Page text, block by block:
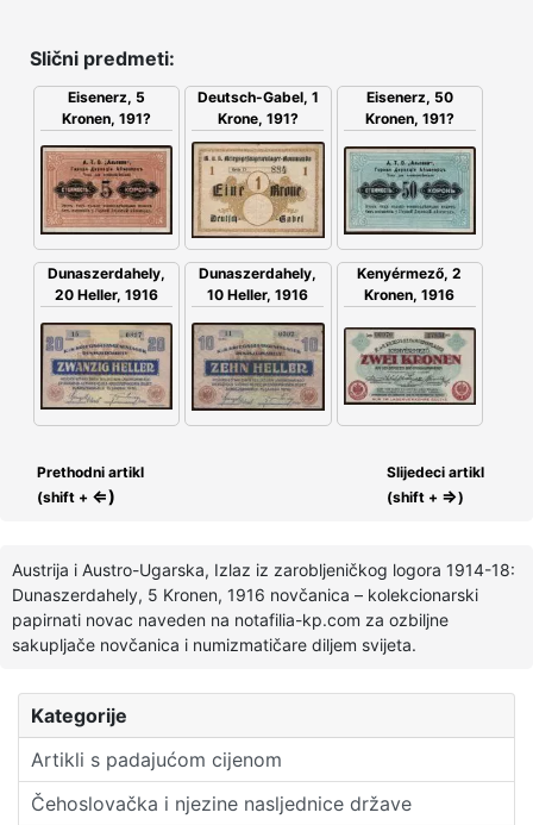
Kategorije
Artikli s padajućom cijenom
Čehoslovačka i njezine nasljednice države
Slični predmeti:
Eisenerz, 5
Kronen, 191?
Deutsch-Gabel, 1
Krone, 191?
Eisenerz, 50
Kronen, 191?
Dunaszerdahely,
20 Heller, 1916
Dunaszerdahely,
10 Heller, 1916
Kenyérmező, 2
Kronen, 1916
Prethodni artikl
(shift + ⇐)
Slijedeci artikl
(shift + ⇒)
Austrija i Austro-Ugarska, Izlaz iz zarobljeničkog logora 1914-18:
Dunaszerdahely, 5 Kronen, 1916 novčanica – kolekcionarski
papirnati novac naveden na notafilia-kp.com za ozbiljne
sakupljače novčanica i numizmatičare diljem svijeta.